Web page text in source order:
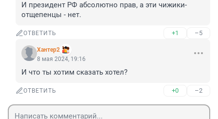
И президент РФ абсолютно прав, а эти чижики-
отщепенцы - нет.
ОТВЕТИТЬ +1 –5
Хантер2
8 мая 2024, 19:16
И что ты хотим сказать хотел?
ОТВЕТИТЬ +0 –2